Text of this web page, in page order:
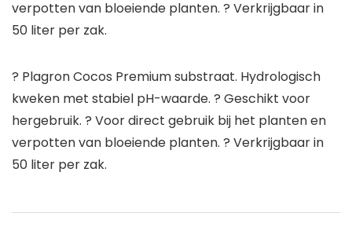
verpotten van bloeiende planten. ? Verkrijgbaar in
50 liter per zak.
? Plagron Cocos Premium substraat. Hydrologisch
kweken met stabiel pH-waarde. ? Geschikt voor
hergebruik. ? Voor direct gebruik bij het planten en
verpotten van bloeiende planten. ? Verkrijgbaar in
50 liter per zak.